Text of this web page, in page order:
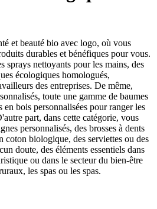
et beauté bio avec logo, où vous
durables et bénéfiques pour vous.
sprays nettoyants pour les mains, des
écologiques homologués,
des entreprises. De même,
toute une gamme de baumes
en bois personnalisées pour ranger les
part, dans cette catégorie, vous
personnalisés, des brosses à dents
coton biologique, des serviettes ou des
doute, des éléments essentiels dans
ou dans le secteur du bien-être
les spas ou les spas.